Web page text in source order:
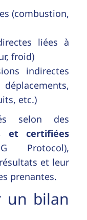
(combustion,
liées à
froid)
indirectes
etc.)
selon des
et certifiées
Protocol),
et leur
prenantes.
un bilan